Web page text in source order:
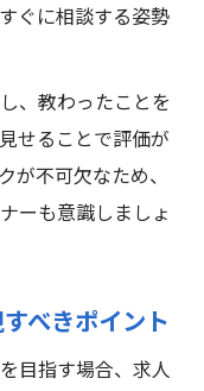
ぐに相談する姿勢
、教わったことを
せることで評価が
が不可欠なため、
ーも意識しましょ
べきポイント
目指す場合、求人